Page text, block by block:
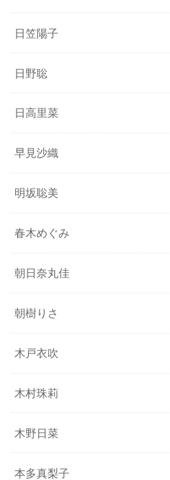
日笠陽子
日野聡
日高里菜
早見沙織
明坂聡美
春木めぐみ
朝日奈丸佳
朝樹りさ
木戸衣吹
木村珠莉
木野日菜
本多真梨子